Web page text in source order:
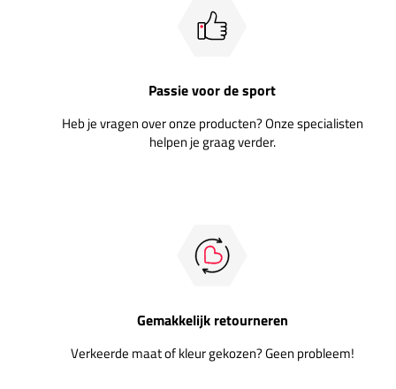
Passie voor de sport
Heb je vragen over onze producten? Onze specialisten
helpen je graag verder.
Gemakkelijk retourneren
Verkeerde maat of kleur gekozen? Geen probleem!